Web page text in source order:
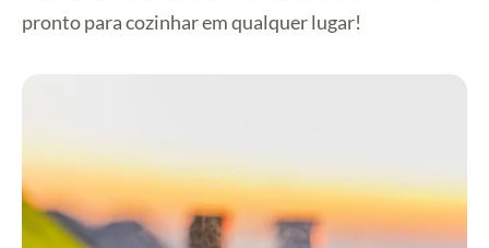
pronto para cozinhar em qualquer lugar!